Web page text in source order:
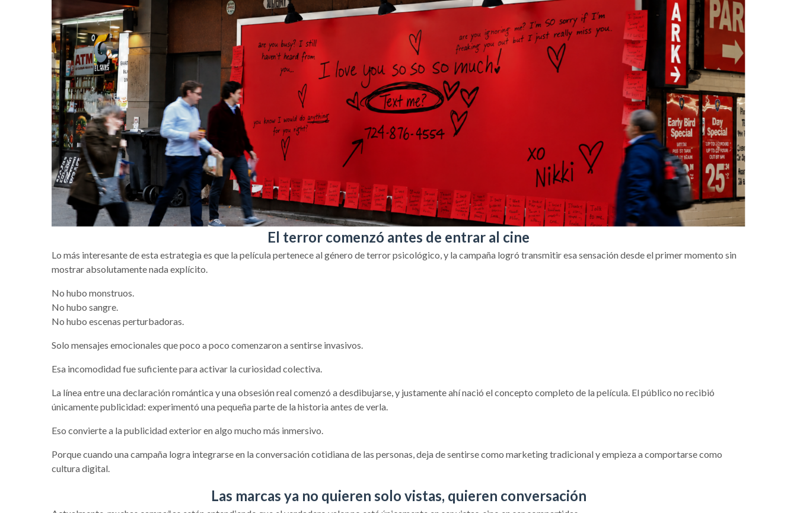
El terror comenzó antes de entrar al cine
Lo más interesante de esta estrategia es que la película pertenece al género de terror psicológico, y la campaña logró transmitir esa sensación desde el primer momento sin
mostrar absolutamente nada explícito.
No hubo monstruos.
No hubo sangre.
No hubo escenas perturbadoras.
Solo mensajes emocionales que poco a poco comenzaron a sentirse invasivos.
Esa incomodidad fue suficiente para activar la curiosidad colectiva.
La línea entre una declaración romántica y una obsesión real comenzó a desdibujarse, y justamente ahí nació el concepto completo de la película. El público no recibió
únicamente publicidad: experimentó una pequeña parte de la historia antes de verla.
Eso convierte a la publicidad exterior en algo mucho más inmersivo.
Porque cuando una campaña logra integrarse en la conversación cotidiana de las personas, deja de sentirse como marketing tradicional y empieza a comportarse como
cultura digital.
Las marcas ya no quieren solo vistas, quieren conversación